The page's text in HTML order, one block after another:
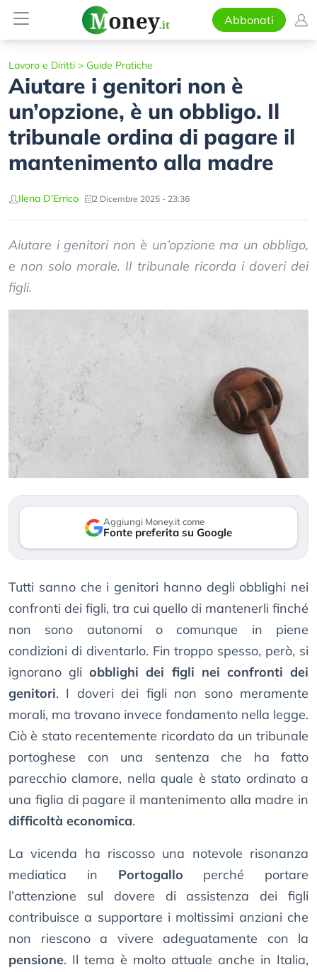
Abbonati
Lavoro e Diritti > Guide Pratiche
Aiutare i genitori non è
un’opzione, è un obbligo. Il
tribunale ordina di pagare il
mantenimento alla madre
Ilena D’Errico 2 Dicembre 2025 - 23:36
Aiutare i genitori non è un’opzione ma un obbligo,
e non solo morale. Il tribunale ricorda i doveri dei
figli.
Aggiungi Money.it come
Fonte preferita su Google
Tutti sanno che i genitori hanno degli obblighi nei
confronti dei figli, tra cui quello di mantenerli finché
non sono autonomi o comunque in piene
condizioni di diventarlo. Fin troppo spesso, però, si
ignorano gliobblighi dei figli nei confronti dei
genitori. I doveri dei figli non sono meramente
morali, ma trovano invece fondamento nella legge.
Ciò è stato recentemente ricordato da un tribunale
portoghese con una sentenza che ha fatto
parecchio clamore, nella quale è stato ordinato a
una figlia di pagare il mantenimento alla madre in
difficoltà economica.
La vicenda ha riscosso una notevole risonanza
mediatica in Portogallo perché portare
l’attenzione sul dovere di assistenza dei figli
contribuisce a supportare i moltissimi anziani che
non riescono a vivere adeguatamente con la
pensione. Il tema è molto attuale anche in Italia,